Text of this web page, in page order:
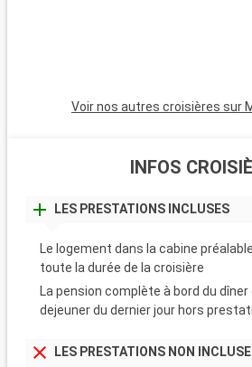
Voir nos autres croisières sur
INFOS
LES PRESTATIONS INCLUSES
Le logement dans la cabine
toute la durée de la croisière
La pension complète à bord du
dejeuner du dernier jour hors
LES PRESTATIONS NON